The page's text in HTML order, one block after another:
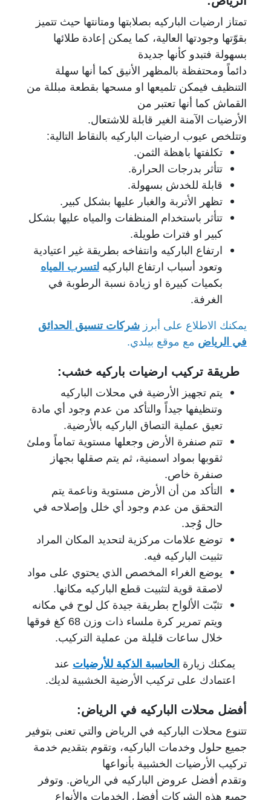
تمتاز ارضيات الباركيه بصلابتها ومتانتها حيث تتميز
بقوّتها وجودتها العالية، كما يمكن إعادة طلائها
بسهولة فتبدو كأنها جديدة
دائماً ومحتفظة بالمظهر الأنيق كما أنها سهلة
التنظيف فيمكن تلميعها او مسحها بقطعة مبللة من
القماش كما أنها تعتبر من
الأرضيات الآمنة الغير قابلة للاشتعال.
وتتلخص عيوب ارضيات الباركيه بالنقاط التالية:
تكلفتها باهظة الثمن.
تتأثر بدرجات الحرارة.
قابلة للخدش بسهولة.
تظهر الأتربة والغبار عليها بشكل كبير.
تتأثر باستخدام المنظفات والمياه عليها بشكل
كبير او فترات طويلة.
ارتفاع الباركيه وانتفاخه بطريقة غير اعتيادية
وتعود أسباب ارتفاع الباركيه لتسرب المياه
بكميات كبيرة او زيادة نسبة الرطوبة في
الغرفة.
يمكنك الاطلاع على أبرز شركات تنسيق الحدائق
في الرياض مع موقع بيلدي.
طريقة تركيب ارضيات باركيه خشب:
يتم تجهيز الأرضية في محلات الباركيه
وتنظيفها جيداً والتأكد من عدم وجود أي مادة
تعيق عملية التصاق الباركيه بالأرضية.
تتم صنفرة الأرض وجعلها مستوية تماماً وملئ
ثقوبها بمواد اسمنية، ثم يتم صقلها بجهاز
صنفرة خاص.
التأكد من أن الأرض مستوية وناعمة يتم
التحقق من عدم وجود أي خلل وإصلاحه في
حال وُجد.
توضع علامات مركزية لتحديد المكان المراد
تثبيت الباركيه فيه.
يوضع الغراء المخصص الذي يحتوي على مواد
لاصقة قوية لتثبيت قطع الباركيه مكانها.
تثبّت الألواح بطريقة جيدة كل لوح في مكانه
ويتم تمرير كرة ملساء ذات وزن 68 كغ فوقها
خلال ساعات قليلة من عملية التركيب.
يمكنك زيارة الحاسبة الذكية للأرضيات عند
اعتمادك على تركيب الأرضية الخشبية لديك.
أفضل محلات الباركيه في الرياض:
تتنوع محلات الباركيه في الرياض والتي تعنى بتوفير
جميع حلول وخدمات الباركيه، وتقوم بتقديم خدمة
تركيب الأرضيات الخشبية بأنواعها
وتقدم أفضل عروض الباركيه في الرياض. وتوفر
جميع هذه الشركات أفضل الخدمات والأنواع